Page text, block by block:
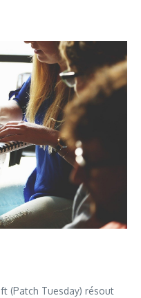
(Patch Tuesday) résout